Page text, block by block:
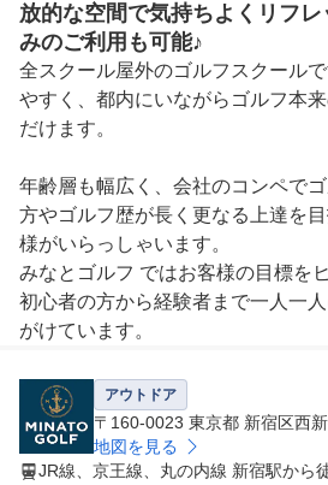
放的な空間で気持ちよくリフ
みのご利用も可能♪
全スクール屋外のゴルフスクール
やすく、都内にいながらゴルフ本
だけます。
年齢層も幅広く、会社のコンペで
方やゴルフ歴が長く更なる上達を
様がいらっしゃいます。
みなとゴルフ ではお客様の目標を
初心者の方から経験者まで一人一
がけています。
気軽にご相談ください。
レッスンだけでなく、営業時間内
能です。
アウトドア
〒160-0023 東京都 新宿区西
地図を見る
JR線、京王線、丸の内線 新宿駅から